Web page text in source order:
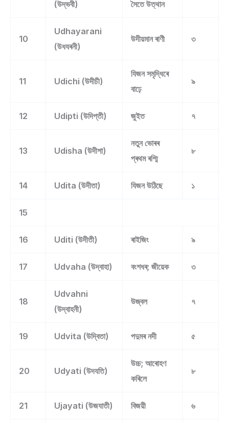
(উদ্ভবী)
সৈতে উত্থান
10
Udhayarani
(উধযৰনী)
উদীয়মান ৰাণী ৩
11 Udichi (উদীচী)
যিজন সমৃদ্ধিৰে
বাঢ়ে
৯
12 Udipti (উদিপ্তী) জুইত ৭
13 Udisha (উদীশা)
নতুন ভোৰৰ
প্ৰথম ৰশ্মি
৮
14 Udita (উদীতা) যিজন উঠিছে ১
15
16 Uditi (উদীতী) ৰাইজিং ৯
17 Udvaha (উদ্বাহা) বংশধৰ; জীয়েক ৩
18
Udvahni
(উদ্বাহনী)
উজ্বল ৭
19 Udvita (উদ্বিতা) পদুমৰ নদী ৫
20 Udyati (উদযতি)
উচ্চ; আৰোহণ
কৰিলে
৮
21 Ujayati (উজযাতী) বিজয়ী ৬